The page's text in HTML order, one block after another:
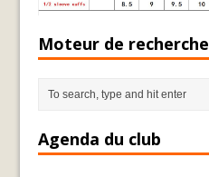
Moteur de recherche
Agenda du club